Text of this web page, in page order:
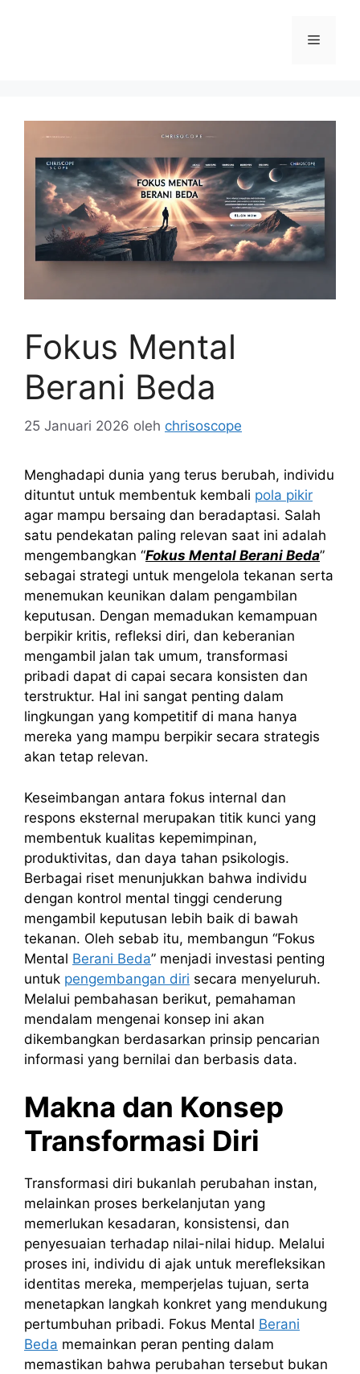
Menu
Fokus Mental
Berani Beda
25 Januari 2026 oleh chrisoscope
Menghadapi dunia yang terus berubah, individu
dituntut untuk membentuk kembali pola pikir
agar mampu bersaing dan beradaptasi. Salah
satu pendekatan paling relevan saat ini adalah
mengembangkan “Fokus Mental Berani Beda”
sebagai strategi untuk mengelola tekanan serta
menemukan keunikan dalam pengambilan
keputusan. Dengan memadukan kemampuan
berpikir kritis, refleksi diri, dan keberanian
mengambil jalan tak umum, transformasi
pribadi dapat di capai secara konsisten dan
terstruktur. Hal ini sangat penting dalam
lingkungan yang kompetitif di mana hanya
mereka yang mampu berpikir secara strategis
akan tetap relevan.
Keseimbangan antara fokus internal dan
respons eksternal merupakan titik kunci yang
membentuk kualitas kepemimpinan,
produktivitas, dan daya tahan psikologis.
Berbagai riset menunjukkan bahwa individu
dengan kontrol mental tinggi cenderung
mengambil keputusan lebih baik di bawah
tekanan. Oleh sebab itu, membangun “Fokus
Mental Berani Beda” menjadi investasi penting
untuk pengembangan diri secara menyeluruh.
Melalui pembahasan berikut, pemahaman
mendalam mengenai konsep ini akan
dikembangkan berdasarkan prinsip pencarian
informasi yang bernilai dan berbasis data.
Makna dan Konsep
Transformasi Diri
Transformasi diri bukanlah perubahan instan,
melainkan proses berkelanjutan yang
memerlukan kesadaran, konsistensi, dan
penyesuaian terhadap nilai-nilai hidup. Melalui
proses ini, individu di ajak untuk merefleksikan
identitas mereka, memperjelas tujuan, serta
menetapkan langkah konkret yang mendukung
pertumbuhan pribadi. Fokus Mental Berani
Beda memainkan peran penting dalam
memastikan bahwa perubahan tersebut bukan